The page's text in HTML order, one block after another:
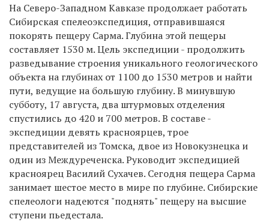
На Северо-Западном Кавказе продолжает работать
Сибирская спелеоэкспедиция, отправившаяся
покорять пещеру Сарма. Глубина этой пещеры
составляет 1530 м. Цель экспедиции - продолжить
разведывание строения уникального геологического
объекта на глубинах от 1100 до 1530 метров и найти
пути, ведущие на большую глубину. В минувшую
субботу, 17 августа, два штурмовых отделения
спустились до 420 и 700 метров. В составе -
экспедиции девять красноярцев, трое
представителей из Томска, двое из Новокузнецка и
один из Междуреченска. Руководит экспедицией
красноярец Василий Сухачев. Сегодня пещера Сарма
занимает шестое место в мире по глубине. Сибирские
спелеологи надеются "поднять" пещеру на высшие
ступени пьедестала.